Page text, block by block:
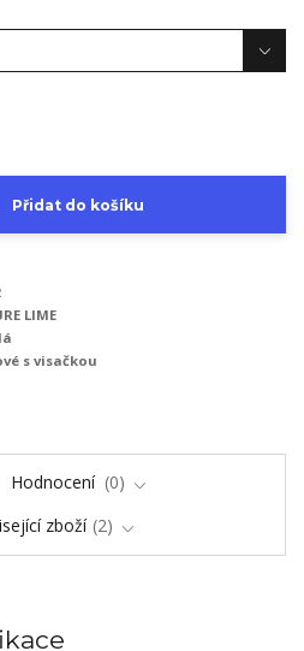
Přidat do košíku
LIME
s visačkou
Hodnocení
0
zboží 2